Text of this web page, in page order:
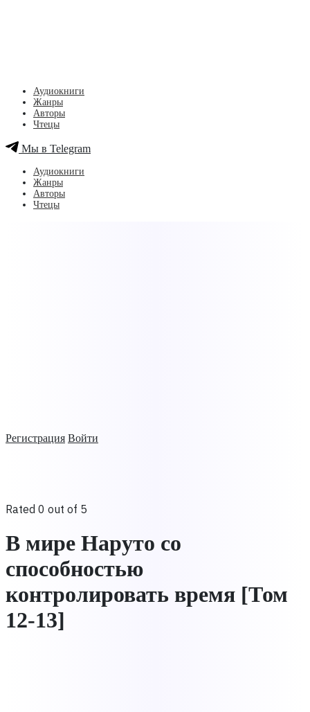
Регистрация Войти
Аудиокниги
Жанры
Авторы
Чтецы
Мы в Telegram
Аудиокниги
Жанры
Авторы
Чтецы
Rated 0 out of 5
В мире Наруто со
способностью
контролировать время [Том
12-13]